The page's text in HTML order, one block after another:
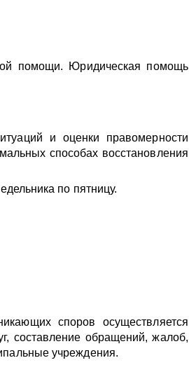
помощи. Юридическая помощь
и оценки правомерности
способах восстановления
по пятницу.
споров осуществляется
составление обращений, жалоб,
учреждения.